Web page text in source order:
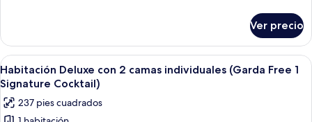
Room
Free
1
Signature
Cocktail
Premier
Twin
Room
Free
Signature
Cocktail
Ver precio
Abrir
todas
las
fotos
Habitación de hotel con dos camas,
25
Habitación Deluxe con 2 camas individuales (Garda Free 1
Signature Cocktail)
237 pies cuadrados